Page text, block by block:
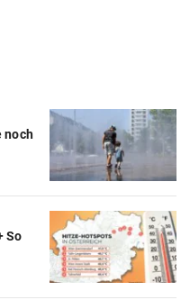
noch
So